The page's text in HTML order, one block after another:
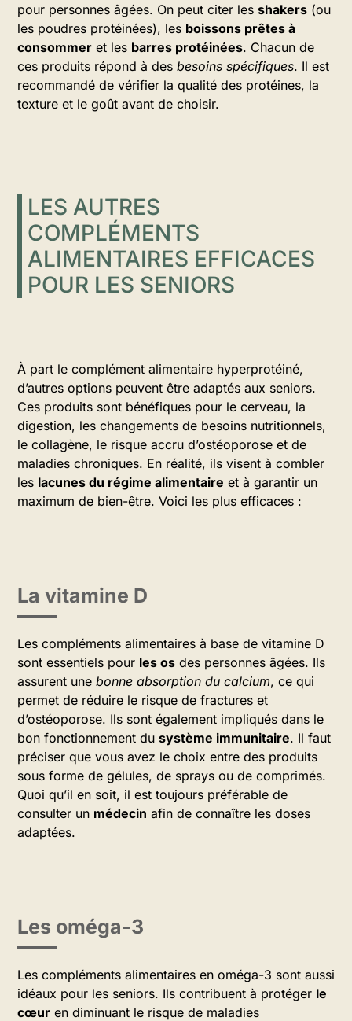
pour personnes âgées. On peut citer les shakers (ou
les poudres protéinées), les boissons prêtes à
consommer et les barres protéinées. Chacun de
ces produits répond à des besoins spécifiques. Il est
recommandé de vérifier la qualité des protéines, la
texture et le goût avant de choisir.
LES AUTRES
COMPLÉMENTS
ALIMENTAIRES EFFICACES
POUR LES SENIORS
À part le complément alimentaire hyperprotéiné,
d’autres options peuvent être adaptés aux seniors.
Ces produits sont bénéfiques pour le cerveau, la
digestion, les changements de besoins nutritionnels,
le collagène, le risque accru d’ostéoporose et de
maladies chroniques. En réalité, ils visent à combler
les lacunes du régime alimentaire et à garantir un
maximum de bien-être. Voici les plus efficaces :
La vitamine D
Les compléments alimentaires à base de vitamine D
sont essentiels pour les os des personnes âgées. Ils
assurent une bonne absorption du calcium, ce qui
permet de réduire le risque de fractures et
d’ostéoporose. Ils sont également impliqués dans le
bon fonctionnement du système immunitaire. Il faut
préciser que vous avez le choix entre des produits
sous forme de gélules, de sprays ou de comprimés.
Quoi qu’il en soit, il est toujours préférable de
consulter un médecin afin de connaître les doses
adaptées.
Les oméga-3
Les compléments alimentaires en oméga-3 sont aussi
idéaux pour les seniors. Ils contribuent à protéger le
cœur en diminuant le risque de maladies